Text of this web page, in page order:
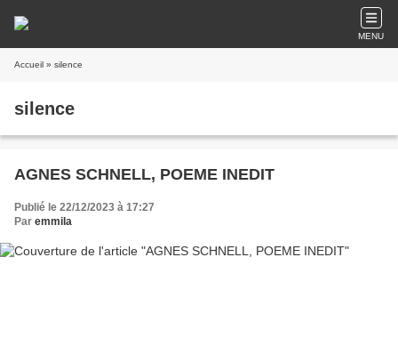
MENU
Accueil » silence
silence
AGNES SCHNELL, POEME INEDIT
Publié le 22/12/2023 à 17:27
Par emmila